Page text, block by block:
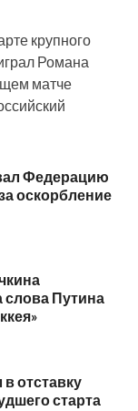
крупного
Романа
матче
Федерацию
оскорбление
слова Путина
отставку
старта